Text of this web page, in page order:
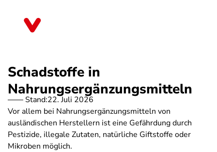
Schadstoffe in
Nahrungsergänzungsmitteln
Stand:22. Juli 2026
Vor allem bei Nahrungsergänzungsmitteln von
ausländischen Herstellern ist eine Gefährdung durch
Pestizide, illegale Zutaten, natürliche Giftstoffe oder
Mikroben möglich.